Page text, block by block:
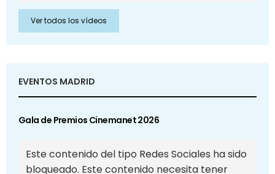
Ver todos los vídeos
EVENTOS MADRID
Gala de Premios Cinemanet 2026
Este contenido del tipo Redes Sociales ha sido
bloqueado. Este contenido necesita tener